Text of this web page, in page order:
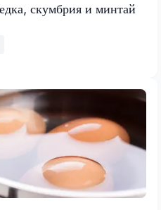
скумбрия и минтай